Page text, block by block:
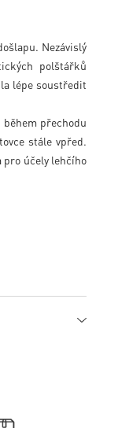
Nezávislý
polštářků
lépe soustředit
přechodu
stále vpřed.
pro účely lehčího